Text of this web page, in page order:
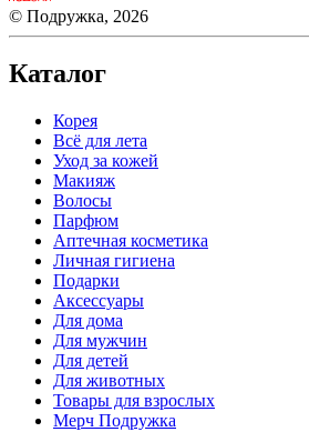
© Подружка, 2026
Каталог
Корея
Всё для лета
Уход за кожей
Макияж
Волосы
Парфюм
Аптечная косметика
Личная гигиена
Подарки
Аксессуары
Для дома
Для мужчин
Для детей
Для животных
Товары для взрослых
Мерч Подружка